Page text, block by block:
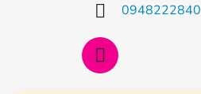
0948222840